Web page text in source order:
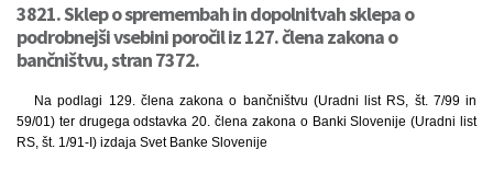
3821. Sklep o spremembah in dopolnitvah sklepa o
podrobnejši vsebini poročil iz 127. člena zakona o
bančništvu, stran 7372.
Na podlagi 129. člena zakona o bančništvu (Uradni list RS, št. 7/99 in
59/01) ter drugega odstavka 20. člena zakona o Banki Slovenije (Uradni list
RS, št. 1/91-I) izdaja Svet Banke Slovenije